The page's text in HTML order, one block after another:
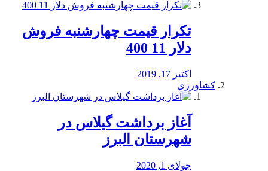
تکرار قیمت چهارشنبه فروش
دلار 11 400
اکتبر 17, 2019
کشاورزی
آغاز برداشت گیلاس در
شهرستان البرز
جولای 1, 2020